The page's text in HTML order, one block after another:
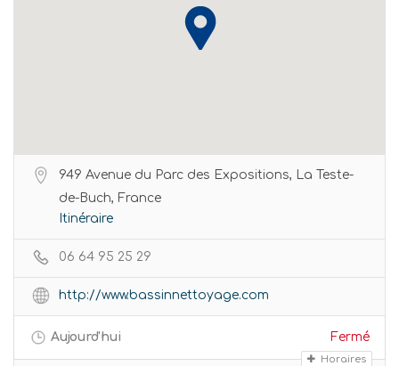
949 Avenue du Parc des Expositions, La Teste-
de-Buch, France
Itinéraire
06 64 95 25 29
http://www.bassinnettoyage.com
Aujourd'hui Fermé
Horaires